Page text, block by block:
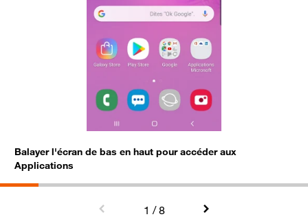
Balayer l'écran de bas en haut pour accéder aux
Applications
1 / 8